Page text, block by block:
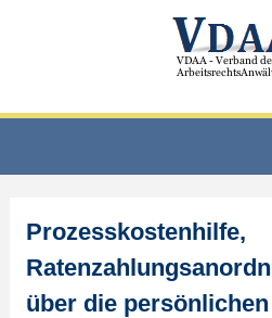
Prozesskostenhilfe,
über die